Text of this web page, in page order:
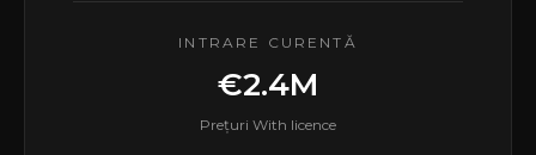
INTRARE CURENTĂ
€2.4M
Prețuri With licence